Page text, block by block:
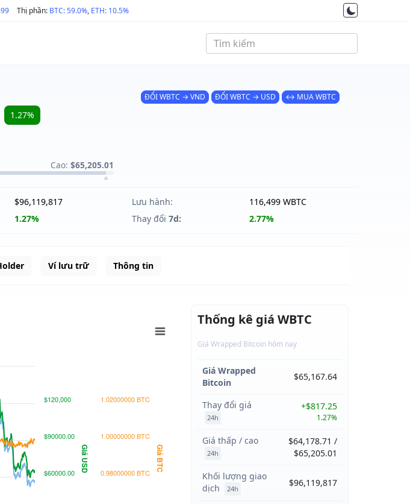
Thị phần: BTC: 59.0%, ETH: 10.5%
1.27%
Cao: $65,205.01
ĐỔI WBTC → VND ĐỔI WBTC → USD ↔ MUA WBTC
$96,119,817 Lưu hành:
116,499 WBTC
1.27% Thay đổi 7d: 2.77%
Ví lưu trữ Thông tin
Giá USD Giá BTC
$60000.00
$90000.00
$120,000
0.98000000 BTC
1.00000000 BTC
1.02000000 BTC
Thống kê giá WBTC
Giá Wrapped Bitcoin hôm nay
Giá Wrapped
Bitcoin
$65,167.64
Thay đổi giá
24h
+$817.25
1.27%
Giá thấp / cao
24h
$64,178.71 /
$65,205.01
Khối lượng giao
dịch
24h
$96,119,817